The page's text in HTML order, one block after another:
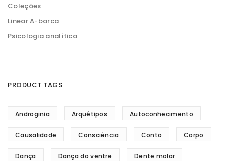
Coleções
Linear A-barca
Psicologia analítica
PRODUCT TAGS
Androginia Arquétipos Autoconhecimento
Causalidade Consciência Conto Corpo
Dança Dança do ventre Dente molar